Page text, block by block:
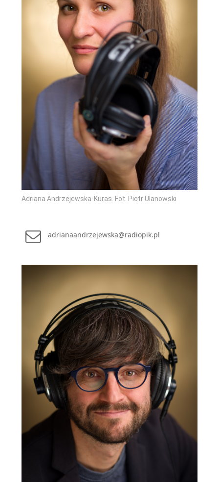
Adriana Andrzejewska-Kuras. Fot. Piotr Ulanowski
adrianaandrzejewska@radiopik.pl